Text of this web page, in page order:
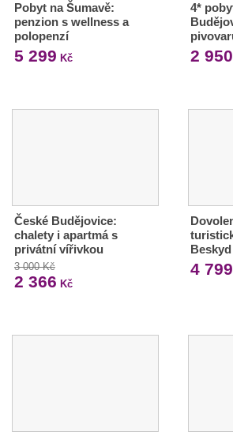
Pobyt na Šumavě:
penzion s wellness a
polopenzí
5 299 Kč
4*
2 950
České Budějovice:
chalety i apartmá s
privátní vířivkou
3 000 Kč
2 366 Kč
Beskyd
4 799